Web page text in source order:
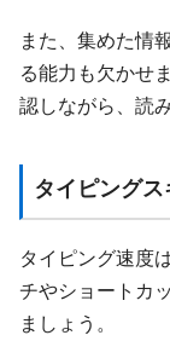
また、集めた情
る能力も欠かせ
認しながら、読
タイピングス
タイピング速度
チやショートカ
ましょう。